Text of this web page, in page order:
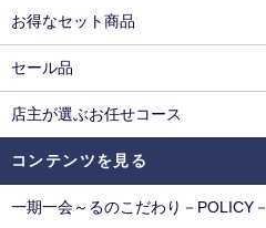
お得なセット商品
セール品
店主が選ぶお任せコース
コンテンツを見る
一期一会～るのこだわり－POLICY－